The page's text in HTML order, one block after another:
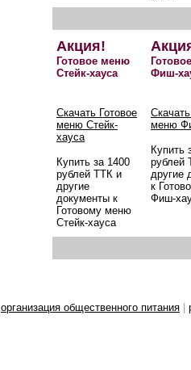
Акция!
Готовое меню
Стейк-хауса
Фиш-
Скачать Готовое
меню Стейк-
хауса
Купить за 1400
рублей ТТК и
другие
документы к
Готовому меню
Стейк-хауса
меню
Купить
рублей
другие
к
Фиш-
организация общественного питания